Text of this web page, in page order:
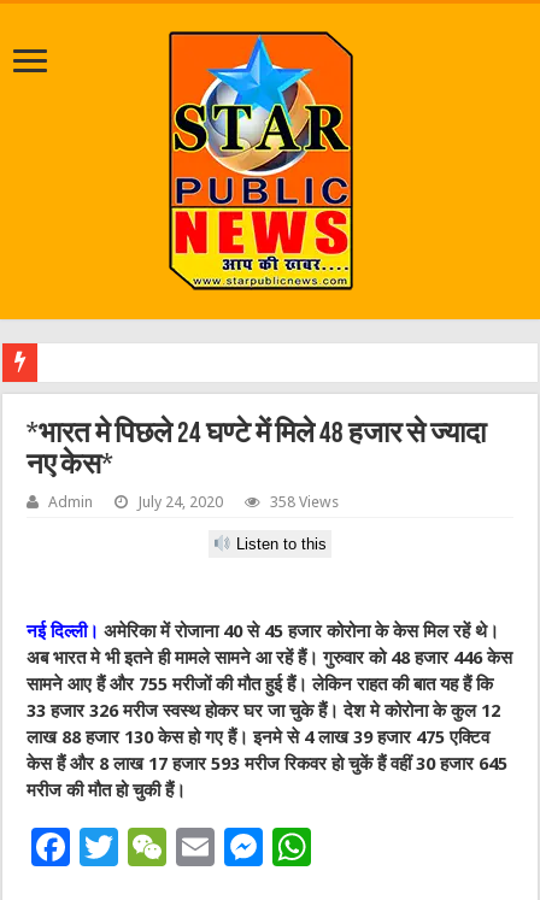
*भारत मे पिछले 24 घण्टे में मिले 48 हजार से ज्यादा
नए केस*
Admin July 24, 2020 358 Views
Listen to this
नई दिल्ली। अमेरिका में रोजाना 40 से 45 हजार कोरोना के केस मिल रहें थे।
अब भारत मे भी इतने ही मामले सामने आ रहें हैं। गुरुवार को 48 हजार 446 केस
सामने आए हैं और 755 मरीजों की मौत हुई हैं। लेकिन राहत की बात यह हैं कि
33 हजार 326 मरीज स्वस्थ होकर घर जा चुके हैं। देश मे कोरोना के कुल 12
लाख 88 हजार 130 केस हो गए हैं। इनमे से 4 लाख 39 हजार 475 एक्टिव
केस हैं और 8 लाख 17 हजार 593 मरीज रिकवर हो चुकें हैं वहीं 30 हजार 645
मरीज की मौत हो चुकी हैं।
F
T
W E
M